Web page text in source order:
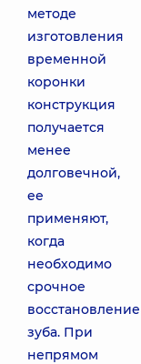
методе
изготовления
временной
коронки
конструкция
получается
менее
долговечной,
ее
применяют,
когда
необходимо
срочное
восстановление
зуба. При
непрямом